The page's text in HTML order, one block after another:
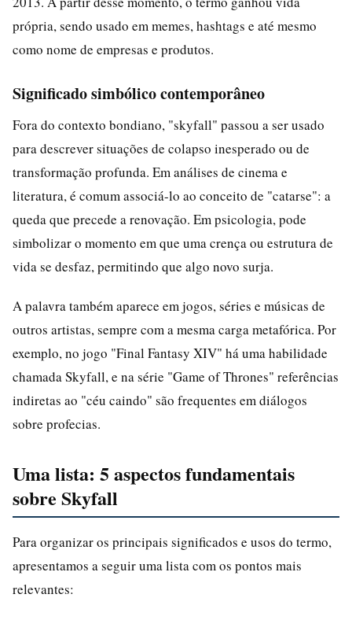
própria, sendo usado em memes, hashtags e até mesmo
como nome de empresas e produtos.
Significado simbólico contemporâneo
Fora do contexto bondiano, "skyfall" passou a ser usado
para descrever situações de colapso inesperado ou de
transformação profunda. Em análises de cinema e
literatura, é comum associá-lo ao conceito de "catarse": a
queda que precede a renovação. Em psicologia, pode
simbolizar o momento em que uma crença ou estrutura de
vida se desfaz, permitindo que algo novo surja.
A palavra também aparece em jogos, séries e músicas de
outros artistas, sempre com a mesma carga metafórica. Por
exemplo, no jogo "Final Fantasy XIV" há uma habilidade
chamada Skyfall, e na série "Game of Thrones" referências
indiretas ao "céu caindo" são frequentes em diálogos
sobre profecias.
Uma lista: 5 aspectos fundamentais
sobre Skyfall
Para organizar os principais significados e usos do termo,
apresentamos a seguir uma lista com os pontos mais
relevantes: